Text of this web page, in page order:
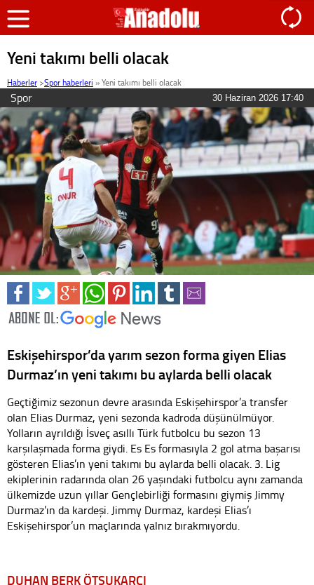
Yeni takımı belli olacak
Haberler >Spor haberleri »Yeni takımı belli olacak
Spor 30 Haziran 2026 17:40
Eskişehirspor’da yarım sezon forma giyen Elias
Durmaz’ın yeni takımı bu aylarda belli olacak
Geçtiğimiz sezonun devre arasında Eskişehirspor’a transfer
olan Elias Durmaz, yeni sezonda kadroda düşünülmüyor.
Yolların ayrıldığı İsveç asıllı Türk futbolcu bu sezon 13
karşılaşmada forma giydi. Es Es formasıyla 2 gol atma başarısı
gösteren Elias’ın yeni takımı bu aylarda belli olacak. 3. Lig
ekiplerinin radarında olan 26 yaşındaki futbolcu aynı zamanda
ülkemizde uzun yıllar Gençlebirliği formasını giymiş Jimmy
Durmaz’ın da kardeşi. Jimmy Durmaz, kardeşi Elias’ı
Eskişehirspor’un maçlarında yalnız bırakmıyordu.
DUHAN BERK ÖTSUKARCI